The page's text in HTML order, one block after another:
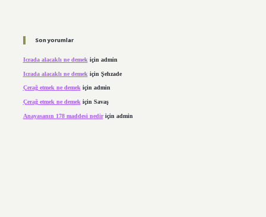
Son yorumlar
Icrada alacaklı ne demek için admin
Icrada alacaklı ne demek için Şehzade
Çerağ etmek ne demekiçin admin
Çerağ etmek ne demek için Savaş
Anayasanın 178 maddesi nediriçin admin